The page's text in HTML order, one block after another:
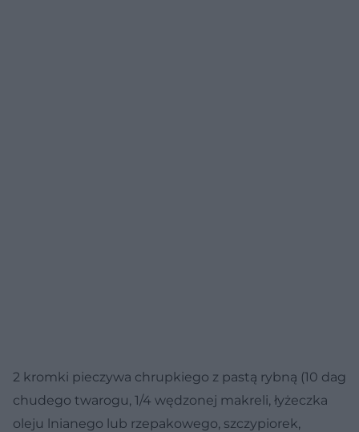
2 kromki pieczywa chrupkiego z pastą rybną (10 dag
chudego twarogu, 1/4 wędzonej makreli, łyżeczka
oleju lnianego lub rzepakowego, szczypiorek,